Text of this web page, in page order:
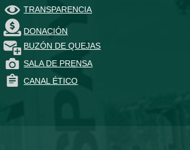
TRANSPARENCIA
DONACIÓN
BUZÓN DE QUEJAS
SALA DE PRENSA
CANAL ÉTICO